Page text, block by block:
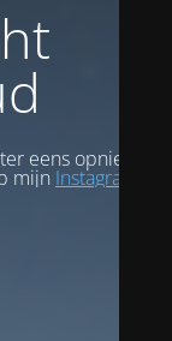
eens opnieuw.
mijn Instagram